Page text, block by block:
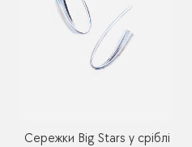
Сережки Big Stars у сріблі